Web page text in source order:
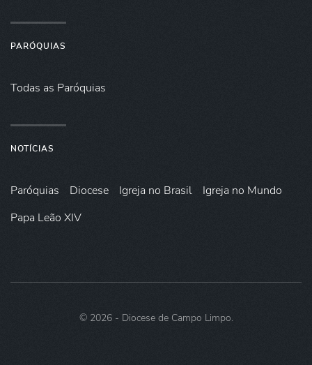
PARÓQUIAS
Todas as Paróquias
NOTÍCIAS
Paróquias Diocese Igreja no Brasil
Igreja no Mundo
Papa Leão XIV
© 2026- Diocese de Campo Limpo.